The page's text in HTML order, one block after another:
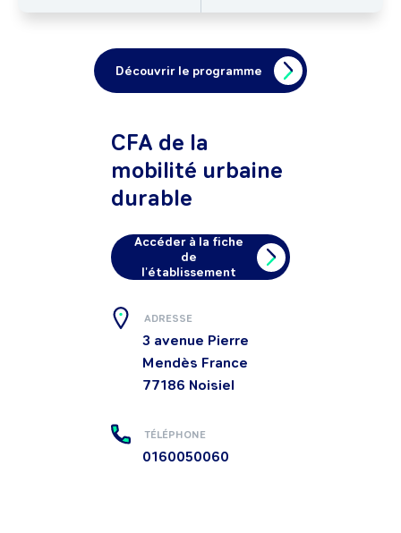
Découvrir le programme
CFA de la
mobilité urbaine
durable
Accéder à la fiche
de
l'établissement
ADRESSE
3 avenue Pierre
Mendès France
77186 Noisiel
TÉLÉPHONE
0160050060